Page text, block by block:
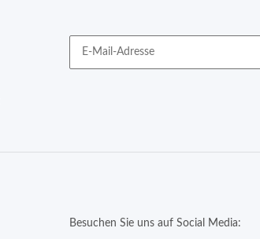
Besuchen Sie uns auf Social Media: